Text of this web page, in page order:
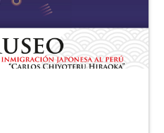
Japonés
Japonesa